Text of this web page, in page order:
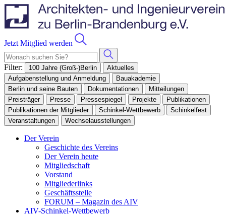
Jetzt Mitglied werden
Filter: 100 Jahre (Groß-)Berlin
Aktuelles
Aufgabenstellung und Anmeldung
Bauakademie
Berlin und seine Bauten
Dokumentationen
Mitteilungen
Preisträger
Presse Pressespiegel Projekte
Publikationen
Publikationen der Mitglieder
Schinkel-Wettbewerb
Schinkelfest
Veranstaltungen
Wechselausstellungen
Der Verein
Geschichte des Vereins
Der Verein heute
Mitgliedschaft
Vorstand
Mitgliederlinks
Geschäftsstelle
FORUM – Magazin des AIV
AIV-Schinkel-Wettbewerb